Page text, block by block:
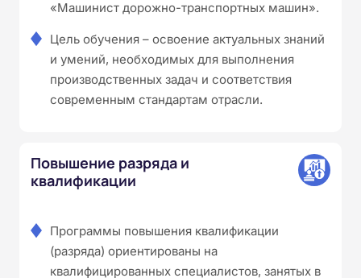
«Машинист дорожно-транспортных машин».
Цель обучения – освоение актуальных знаний
и умений, необходимых для выполнения
производственных задач и соответствия
современным стандартам отрасли.
Повышение разряда и
квалификации
Программы повышения квалификации
(разряда) ориентированы на
квалифицированных специалистов, занятых в